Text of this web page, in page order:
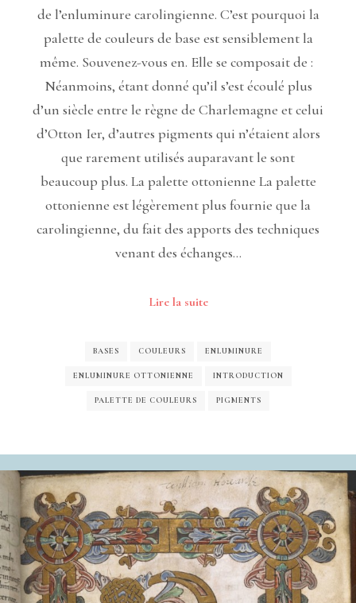
de l’enluminure carolingienne. C’est pourquoi la
palette de couleurs de base est sensiblement la
même. Souvenez-vous en. Elle se composait de :
Néanmoins, étant donné qu’il s’est écoulé plus
d’un siècle entre le règne de Charlemagne et celui
d’Otton Ier, d’autres pigments qui n’étaient alors
que rarement utilisés auparavant le sont
beaucoup plus. La palette ottonienne La palette
ottonienne est légèrement plus fournie que la
carolingienne, du fait des apports des techniques
venant des échanges…
Lire la suite
BASES COULEURS ENLUMINURE
ENLUMINURE OTTONIENNE INTRODUCTION
PALETTE DE COULEURS PIGMENTS